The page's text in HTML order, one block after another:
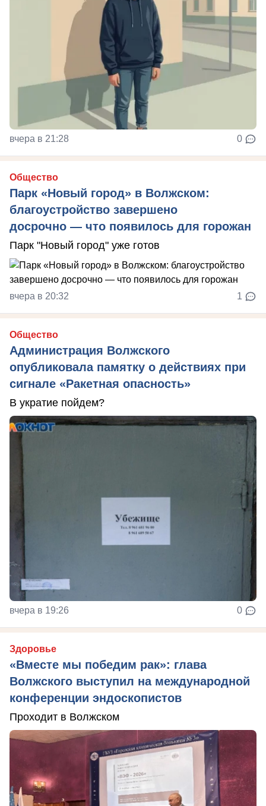
вчера в 21:28 0
Общество
Парк «Новый город» в Волжском:
благоустройство завершено
досрочно — что появилось для горожан
Парк "Новый город" уже готов
вчера в 20:32 1
Общество
Администрация Волжского
опубликовала памятку о действиях при
сигнале «Ракетная опасность»
В укратие пойдем?
вчера в 19:26 0
Здоровье
«Вместе мы победим рак»: глава
Волжского выступил на международной
конференции эндоскопистов
Проходит в Волжском